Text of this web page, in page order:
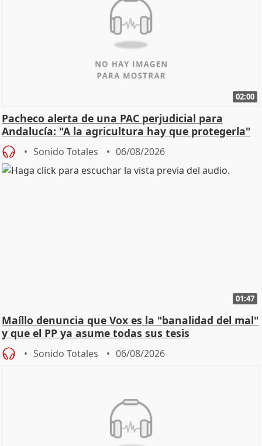
02:00
Pacheco alerta de una PAC perjudicial para
Andalucía: "A la agricultura hay que protegerla"
Sonido Totales 06/08/2026
01:47
Maíllo denuncia que Vox es la "banalidad del mal"
y que el PP ya asume todas sus tesis
Sonido Totales 06/08/2026